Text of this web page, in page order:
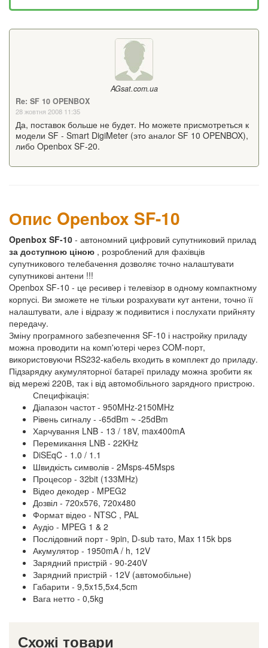
AGsat.com.ua
Re: SF 10 OPENBOX
28 жовтня 2008 11:35
Да, поставок больше не будет. Но можете присмотреться к
модели SF - Smart DigiMeter (это аналог SF 10 OPENBOX),
либо Openbox SF-20.
Опис Openbox SF-10
Openbox SF-10 - автономний цифровий супутниковий прилад
за доступною ціною , розроблений для фахівців
супутникового телебачення дозволяє точно налаштувати
супутникові антени !!!
Openbox SF-10 - це ресивер і телевізор в одному компактному
корпусі. Ви зможете не тільки розрахувати кут антени, точно її
налаштувати, але і відразу ж подивитися і послухати прийняту
передачу.
Зміну програмного забезпечення SF-10 і настройку приладу
можна проводити на комп'ютері через COM-порт,
використовуючи RS232-кабель входить в комплект до приладу.
Підзарядку акумуляторної батареї приладу можна зробити як
від мережі 220В, так і від автомобільного зарядного пристрою.
Специфікація:
Діапазон частот - 950MHz-2150MHz
Рівень сигналу - -65dBm ~ -25dBm
Харчування LNB - 13 / 18V, max400mA
Перемикання LNB - 22KHz
DiSEqC - 1.0 / 1.1
Швидкість символів - 2Msps-45Msps
Процесор - 32bit (133MHz)
Відео декодер - MPEG2
Дозвіл - 720х576, 720x480
Формат відео - NTSC , PAL
Аудіо - MPEG 1 & 2
Послідовний порт - 9pin, D-sub тато, Max 115k bps
Акумулятор - 1950mA / h, 12V
Зарядний пристрій - 90-240V
Зарядний пристрій - 12V (автомобільне)
Габарити - 9,5x15,5x4,5cm
Вага нетто - 0,5kg
Схожі товари